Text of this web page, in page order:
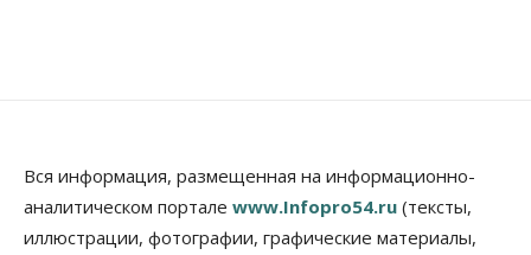
В Новосибирске прошёл митинг
против нового закона о памятниках
07 Августа 2026, 18:00
Вся информация, размещенная на информационно-
аналитическом портале www.Infopro54.ru (тексты,
иллюстрации, фотографии, графические материалы,